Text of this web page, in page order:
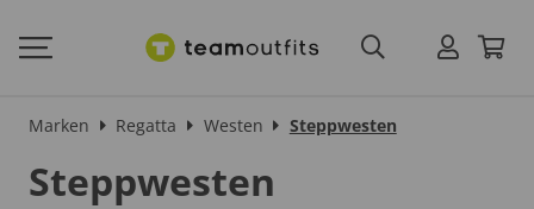
Marken Regatta Westen Steppwesten
Steppwesten